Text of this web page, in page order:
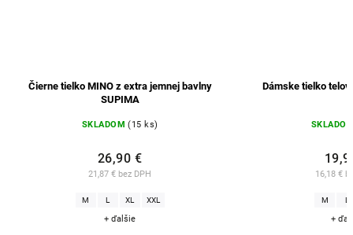
Čierne tielko MINO z extra jemnej bavlny
SUPIMA
SKLADOM (15 ks)
21,87 € bez DPH
26,90 €
M L XL XXL
+ ďalšie
Dámske tielko
16,18 €
M L
+